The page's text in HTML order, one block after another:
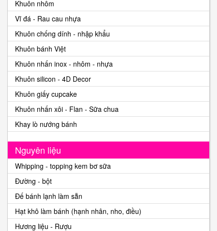
Khuôn nhôm
Vĩ đá - Rau cau nhựa
Khuôn chống dính - nhập khẩu
Khuôn bánh Việt
Khuôn nhấn inox - nhôm - nhựa
Khuôn silicon - 4D Decor
Khuôn giấy cupcake
Khuôn nhấn xôi - Flan - Sữa chua
Khay lò nướng bánh
Nguyên liệu
Whipping - topping kem bơ sữa
Đường - bột
Đế bánh lạnh làm sẵn
Hạt khô làm bánh (hạnh nhân, nho, điều)
Hương liệu - Rượu